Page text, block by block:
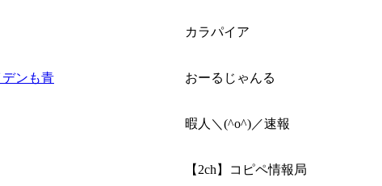
カラパイア
ンも青 おーるじゃんる
暇人＼(^o^)／速報
【2ch】コピペ情報局